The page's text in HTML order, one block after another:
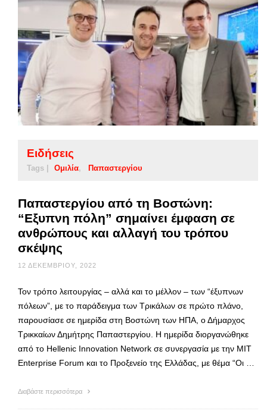
Ειδήσεις
Tags | Ομιλία Παπαστεργίου
Παπαστεργίου από τη Βοστώνη:
“Εξυπνη πόλη” σημαίνει έμφαση σε
ανθρώπους και αλλαγή του τρόπου
σκέψης
12 ΔΕΚΕΜΒΡΊΟΥ, 2022
Τον τρόπο λειτουργίας – αλλά και το μέλλον – των “έξυπνων
πόλεων”, με το παράδειγμα των Τρικάλων σε πρώτο πλάνο,
παρουσίασε σε ημερίδα στη Βοστώνη των ΗΠΑ, ο Δήμαρχος
Τρικκαίων Δημήτρης Παπαστεργίου. Η ημερίδα διοργανώθηκε
από το Hellenic Innovation Network σε συνεργασία με την ΜΙΤ
Enterprise Forum και το Προξενείο της Ελλάδας, με θέμα “Οι …
Διαβάστε περισσότερα